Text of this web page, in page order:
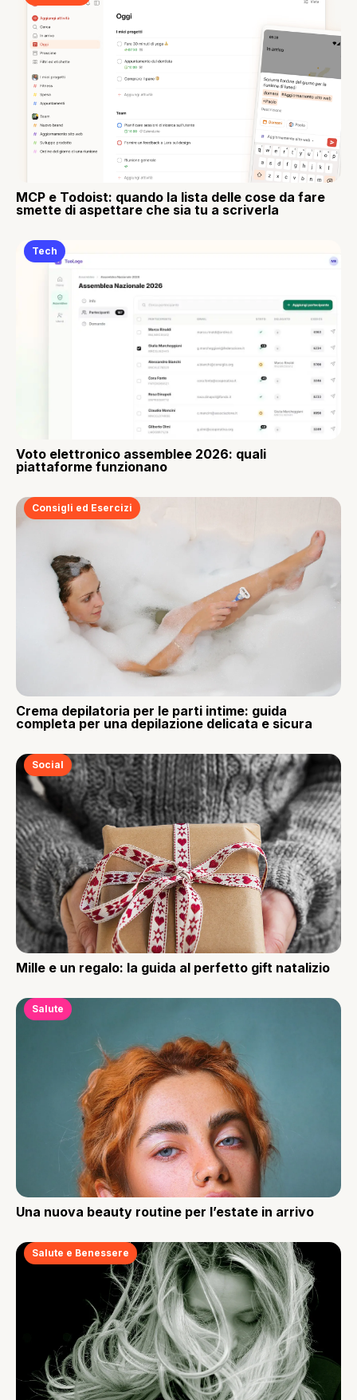
MCP e Todoist: quando la lista delle cose da fare
smette di aspettare che sia tu a scriverla
Tech
Voto elettronico assemblee 2026: quali
piattaforme funzionano
Consigli ed Esercizi
Crema depilatoria per le parti intime: guida
completa per una depilazione delicata e sicura
Social
Mille e un regalo: la guida al perfetto gift natalizio
Salute
Una nuova beauty routine per l’estate in arrivo
Salute e Benessere